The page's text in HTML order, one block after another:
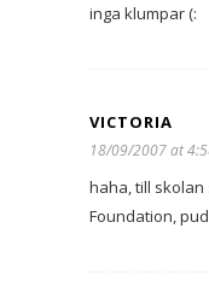
inga klumpar (:
VICTORIA
18/09/2007 at
haha, till skolan
Foundation,